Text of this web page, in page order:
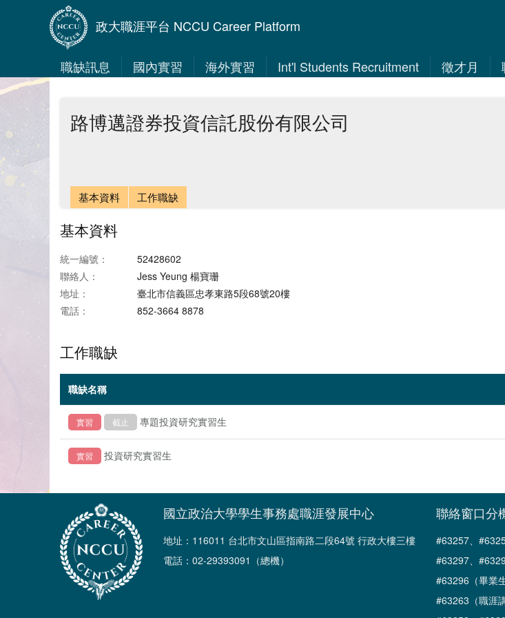
政大職涯平台 NCCU Career Platform
職缺訊息 國內實習 海外實習 Int'l Students Recruitment 徵才月
路博邁證券投資信託股份有限公司
基本資料 工作職缺
基本資料
統一編號：
52428602
聯絡人：
Jess Yeung 楊寶珊
地址：
臺北市信義區忠孝東路5段68號20樓
電話：
852-3664 8878
工作職缺
職缺名稱
實習 截止 專題投資研究實習生
實習 投資研究實習生
國立政治大學學生事務處職涯發展中心
地址：116011 台北市文山區指南路二段64號 行政大樓三樓
電話：02-29393091（總機）
聯絡窗口分
#63257、
#63297、
#63296（畢業
#63263（職涯